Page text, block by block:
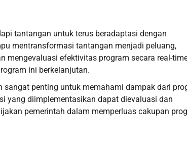
tantangan untuk terus beradaptasi dengan
mentransformasi tantangan menjadi peluang,
efektivitas program secara real-
ini berkelanjutan.
penting untuk memahami dampak dari
yang diimplementasikan dapat dievaluasi dan
pemerintah dalam memperluas cakupan